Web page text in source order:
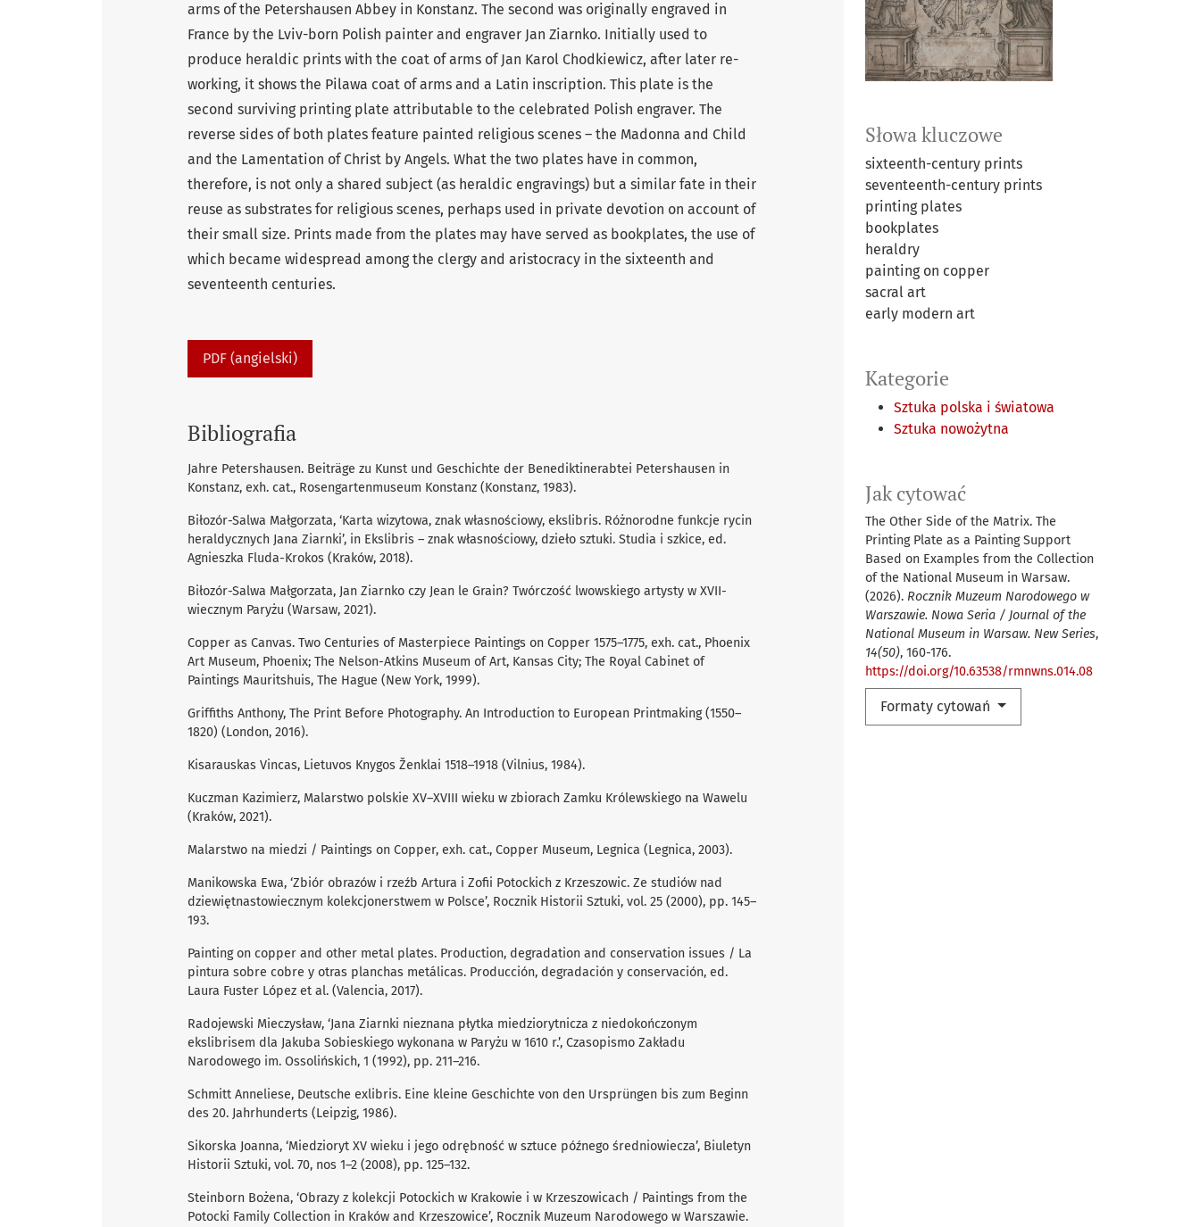
Słowa kluczowe
sixteenth-century prints
seventeenth-century prints
printing plates
bookplates
heraldry
painting on copper
sacral art
early modern art
Kategorie
Sztuka polska i światowa
Sztuka nowożytna
Jak cytować
The Other Side of the Matrix. The
Printing Plate as a Painting Support
Based on Examples from the Collection
of the National Museum in Warsaw.
(2026). Rocznik Muzeum Narodowego w
Warszawie. Nowa Seria / Journal of the
National Museum in Warsaw. New Series,
14(50), 160-176.
https://doi.org/10.63538/rmnwns.014.08
Formaty cytowań
arms of the Petershausen Abbey in Konstanz. The second was originally engraved in
France by the Lviv-born Polish painter and engraver Jan Ziarnko. Initially used to
produce heraldic prints with the coat of arms of Jan Karol Chodkiewicz, after later re-
working, it shows the Pilawa coat of arms and a Latin inscription. This plate is the
second surviving printing plate attributable to the celebrated Polish engraver. The
reverse sides of both plates feature painted religious scenes – the Madonna and Child
and the Lamentation of Christ by Angels. What the two plates have in common,
therefore, is not only a shared subject (as heraldic engravings) but a similar fate in their
reuse as substrates for religious scenes, perhaps used in private devotion on account of
their small size. Prints made from the plates may have served as bookplates, the use of
which became widespread among the clergy and aristocracy in the sixteenth and
seventeenth centuries.
PDF (angielski)
Bibliografia
Jahre Petershausen. Beiträge zu Kunst und Geschichte der Benediktinerabtei Petershausen in
Konstanz, exh. cat., Rosengartenmuseum Konstanz (Konstanz, 1983).
Biłozór-Salwa Małgorzata, ‘Karta wizytowa, znak własnościowy, ekslibris. Różnorodne funkcje rycin
heraldycznych Jana Ziarnki’, in Ekslibris – znak własnościowy, dzieło sztuki. Studia i szkice, ed.
Agnieszka Fluda-Krokos (Kraków, 2018).
Biłozór-Salwa Małgorzata, Jan Ziarnko czy Jean le Grain? Twórczość lwowskiego artysty w XVII-
wiecznym Paryżu (Warsaw, 2021).
Copper as Canvas. Two Centuries of Masterpiece Paintings on Copper 1575–1775, exh. cat., Phoenix
Art Museum, Phoenix; The Nelson-Atkins Museum of Art, Kansas City; The Royal Cabinet of
Paintings Mauritshuis, The Hague (New York, 1999).
Griffiths Anthony, The Print Before Photography. An Introduction to European Printmaking (1550–
1820) (London, 2016).
Kisarauskas Vincas, Lietuvos Knygos Ženklai 1518–1918 (Vilnius, 1984).
Kuczman Kazimierz, Malarstwo polskie XV–XVIII wieku w zbiorach Zamku Królewskiego na Wawelu
(Kraków, 2021).
Malarstwo na miedzi / Paintings on Copper, exh. cat., Copper Museum, Legnica (Legnica, 2003).
Manikowska Ewa, ‘Zbiór obrazów i rzeźb Artura i Zofii Potockich z Krzeszowic. Ze studiów nad
dziewiętnastowiecznym kolekcjonerstwem w Polsce’, Rocznik Historii Sztuki, vol. 25 (2000), pp. 145–
193.
Painting on copper and other metal plates. Production, degradation and conservation issues / La
pintura sobre cobre y otras planchas metálicas. Producción, degradación y conservación, ed.
Laura Fuster López et al. (Valencia, 2017).
Radojewski Mieczysław, ‘Jana Ziarnki nieznana płytka miedziorytnicza z niedokończonym
ekslibrisem dla Jakuba Sobieskiego wykonana w Paryżu w 1610 r.’, Czasopismo Zakładu
Narodowego im. Ossolińskich, 1 (1992), pp. 211–216.
Schmitt Anneliese, Deutsche exlibris. Eine kleine Geschichte von den Ursprüngen bis zum Beginn
des 20. Jahrhunderts (Leipzig, 1986).
Sikorska Joanna, ‘Miedzioryt XV wieku i jego odrębność w sztuce późnego średniowiecza’, Biuletyn
Historii Sztuki, vol. 70, nos 1–2 (2008), pp. 125–132.
Steinborn Bożena, ‘Obrazy z kolekcji Potockich w Krakowie i w Krzeszowicach / Paintings from the
Potocki Family Collection in Kraków and Krzeszowice’, Rocznik Muzeum Narodowego w Warszawie.